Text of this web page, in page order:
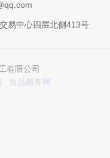
易中心四层北侧413号
有限公司
食品商务网